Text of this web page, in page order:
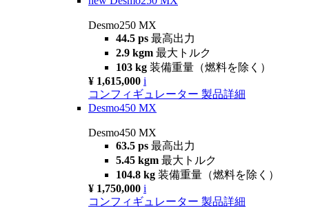
Desmo250 MX
44.5 ps 最高出力
2.9 kgm 最大トルク
103 kg 装備重量（燃料を除く）
¥ 1,615,000 i
コンフィギュレーター 製品詳細
Desmo450 MX
Desmo450 MX
63.5 ps 最高出力
5.45 kgm 最大トルク
104.8 kg 装備重量（燃料を除く）
¥ 1,750,000 i
コンフィギュレーター 製品詳細